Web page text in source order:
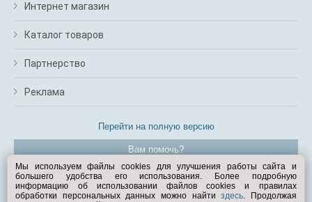
Интернет магазин
Каталог товаров
Партнерство
Реклама
Перейти на полную версию
Вам помочь?
© Exist.ru 1998—2026
Мы используем файлы cookies для улучшения работы сайта и
большего удобства его использования. Более подробную
информацию об использовании файлов cookies и правилах
обработки персональных данных можно найтиздесь. Продолжая